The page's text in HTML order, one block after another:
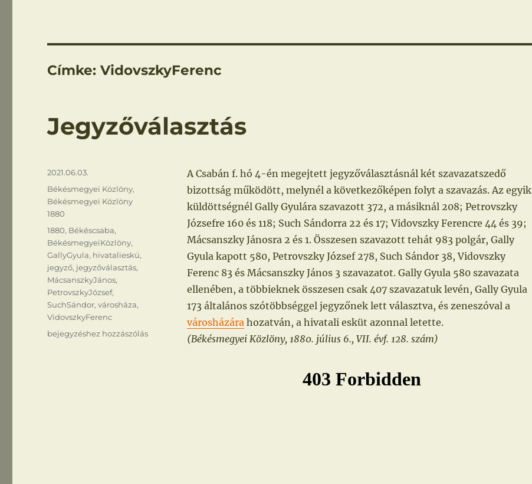
Címke:VidovszkyFerenc
Jegyzőválasztás
A Csabán f. hó 4-én megejtett jegyzőválasztásnál két szavazatszedő
bizottság működött, melynél a következőképen folyt a szavazás. Az egyik
küldöttségnél Gally Gyulára szavazott 372, a másiknál 208; Petrovszky
Józsefre 160 és 118; Such Sándorra 22 és 17; Vidovszky Ferencre 44 és 39;
Mácsanszky Jánosra 2 és 1. Összesen szavazott tehát 983 polgár, Gally
Gyula kapott 580, Petrovszky József 278, Such Sándor 38, Vidovszky
Ferenc 83 és Mácsanszky János 3 szavazatot. Gally Gyula 580 szavazata
ellenében, a többieknek összesen csak 407 szavazatuk levén, Gally Gyula
173 általános szótöbbséggel jegyzőnek lett választva, és zeneszóval a
városházárahozatván, a hivatali esküt azonnal letette.
(Békésmegyei Közlöny, 1880. július 6., VII. évf. 128. szám)
Közzétéve
2021.06.03.
Kategória
Békésmegyei Közlöny,
Békésmegyei Közlöny
1880
Címke
1880, Békéscsaba,
BékésmegyeiKözlöny,
GallyGyula, hivatalieskü,
jegyző, jegyzőválasztás,
MácsanszkyJános,
PetrovszkyJózsef,
SuchSándor,városháza,
VidovszkyFerenc
Jegyzőválasztás
bejegyzéshez hozzászólás